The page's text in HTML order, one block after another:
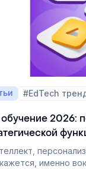
#EdTech
2026:
именно